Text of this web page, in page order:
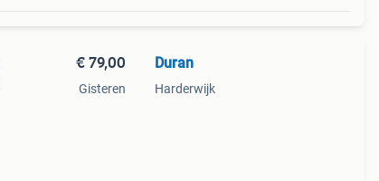
€ 79,00
Gisteren
Duran
Harderwijk